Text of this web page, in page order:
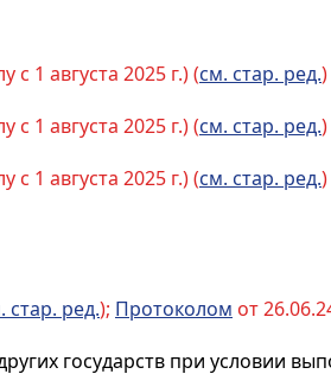
с 1 августа 2025 г.) (см. стар. ред.)
с 1 августа 2025 г.) (см. стар. ред.)
с 1 августа 2025 г.) (см. стар. ред.)
стар. ред.); Протоколом от
государств при условии